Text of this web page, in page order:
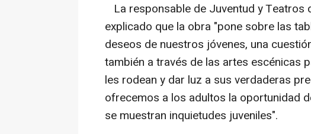
La responsable de Juventud y Teatros
explicado que la obra "pone sobre las
deseos de nuestros jóvenes, una
también a través de las artes escénicas
les rodean y dar luz a sus verdaderas
ofrecemos a los adultos la oportunidad
se muestran inquietudes juveniles".